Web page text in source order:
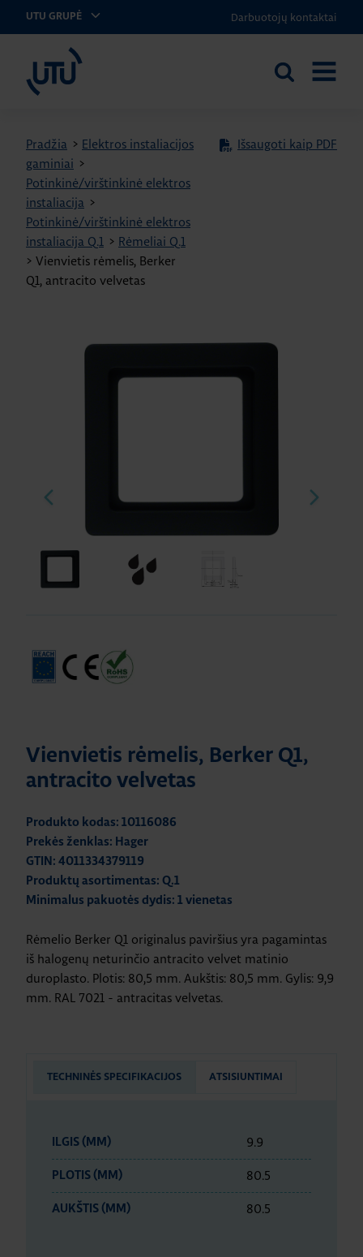
UTU GRUPĖ Darbuotojų kontaktai
UTU Lithuania
Ieškoti
Pradžia > Elektros instaliacijos
gaminiai >
Potinkinė/virštinkinė elektros
instaliacija >
Potinkinė/virštinkinė elektros
instaliacija Q.1 > Rėmeliai Q.1
> Vienvietis rėmelis, Berker
Q1, antracito velvetas
Išsaugoti kaip PDF
Vienvietis rėmelis, Berker Q1,
antracito velvetas
Produkto kodas: 10116086
Prekės ženklas: Hager
GTIN: 4011334379119
Produktų asortimentas: Q.1
Minimalus pakuotės dydis: 1 vienetas
Rėmelio Berker Q1 originalus paviršius yra pagamintas
iš halogenų neturinčio antracito velvet matinio
duroplasto. Plotis: 80,5 mm. Aukštis: 80,5 mm. Gylis: 9,9
mm. RAL 7021 - antracitas velvetas.
TECHNINĖS SPECIFIKACIJOS ATSISIUNTIMAI
ILGIS (MM) 9.9
PLOTIS (MM) 80.5
AUKŠTIS (MM) 80.5